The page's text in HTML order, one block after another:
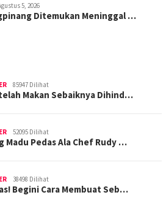
5, 2026
Ditemukan Meninggal …
85947 Dilihat
Makan Sebaiknya Dihind…
52095 Dilihat
Madu Pedas Ala Chef Rudy …
38498 Dilihat
Begini Cara Membuat Seb…